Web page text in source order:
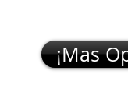
¡Mas